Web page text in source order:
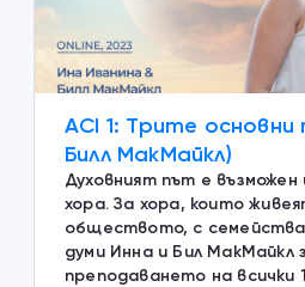
ACI 1: Трите
Билл МакМайкл)
Духовният път е възможен
хора. За хора, които
обществото, с
думи Инна и Бил МакМайкл
преподаването на всички